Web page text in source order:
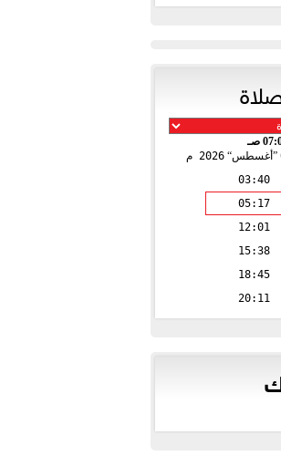
صـ
أغسطس 2026 م
03:40
05:17
12:01
15:38
18:45
20:11